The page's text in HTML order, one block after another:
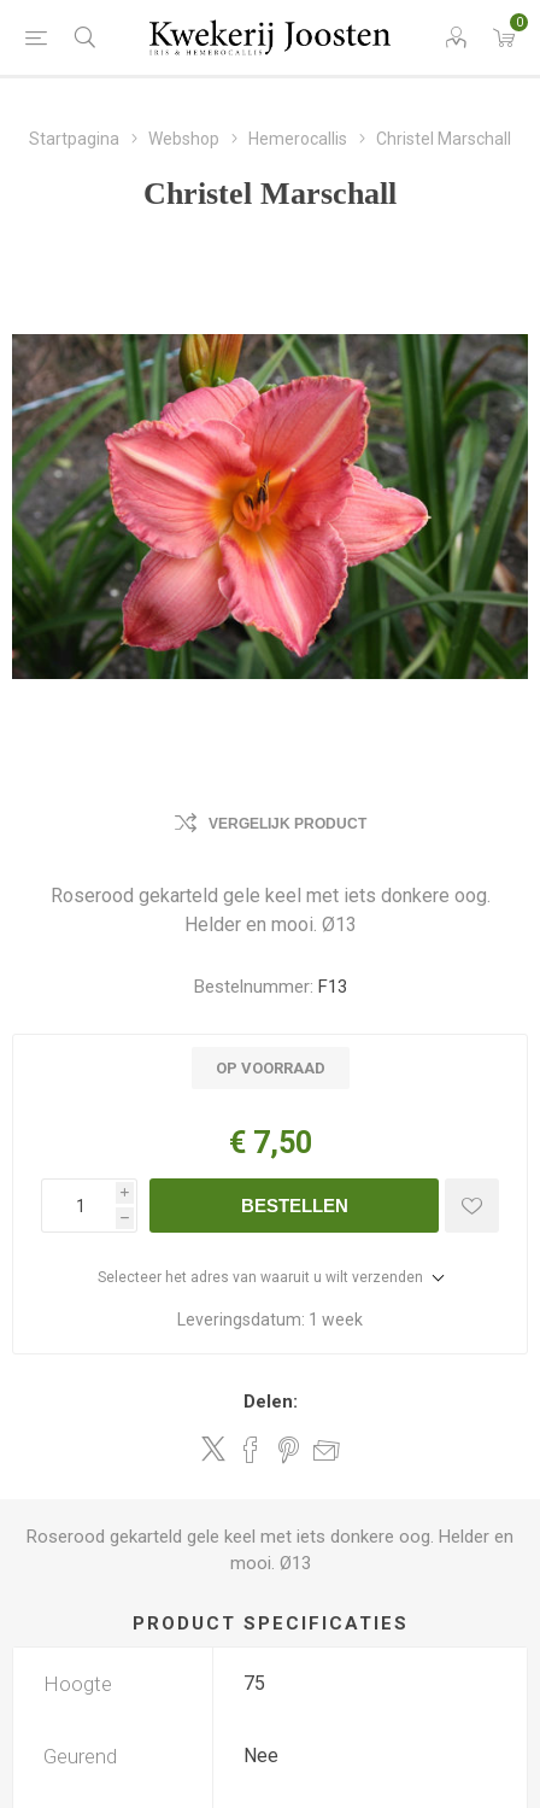
0
Startpagina Webshop Hemerocallis Christel Marschall
Christel Marschall
VERGELIJK PRODUCT
Roserood gekarteld gele keel met iets donkere oog.
Helder en mooi. Ø13
Bestelnummer: F13
OP VOORRAAD
€ 7,50
i
h
BESTELLEN
Selecteer het adres van waaruit u wilt verzenden
Leveringsdatum: 1 week
Delen:
Roserood gekarteld gele keel met iets donkere oog. Helder en
mooi. Ø13
PRODUCT SPECIFICATIES
Hoogte 75
Geurend Nee